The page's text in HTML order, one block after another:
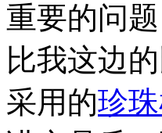
重要的问
比我这边
采用的珍